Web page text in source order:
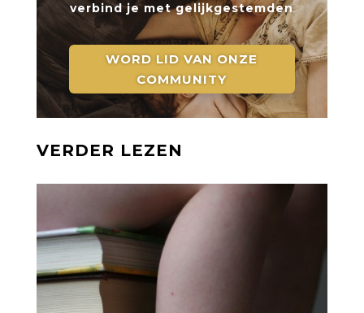
verbind je met gelijkgestemden
WORD LID VAN ONZE
COMMUNITY
VERDER LEZEN